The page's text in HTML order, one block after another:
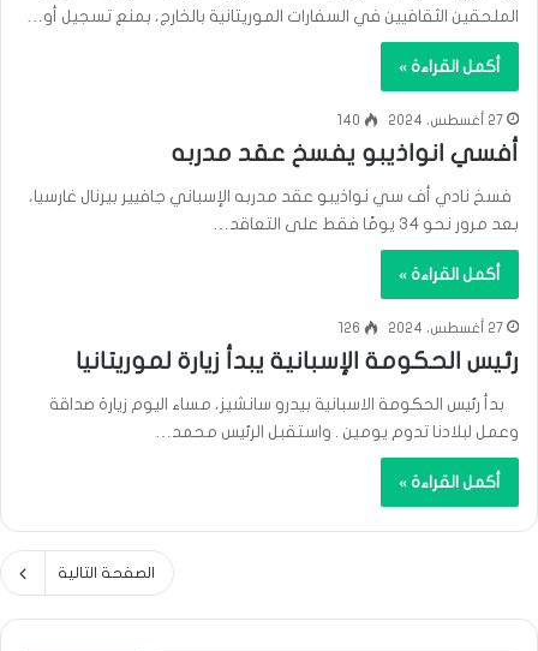
الملحقين الثقافيين في السفارات الموريتانية بالخارج، بمنع تسجيل أو…
أكمل القراءة »
27 أغسطس، 2024 140
أفسي انواذيبو يفسخ عقد مدربه
فسخ نادي أف سي نواذيبو عقد مدربه الإسباني جافيير بيرنال غارسيا،
بعد مرور نحو 34 يومًا فقط على التعاقد…
أكمل القراءة »
27 أغسطس، 2024 126
رئيس الحكومة الإسبانية يبدأ زيارة لموريتانيا
بدأ رئيس الحكومة الاسبانية بيدرو سانشيز، مساء اليوم زيارة صداقة
وعمل لبلادنا تدوم يومين . واستقبل الرئيس محمد…
أكمل القراءة »
الصفحة التالية